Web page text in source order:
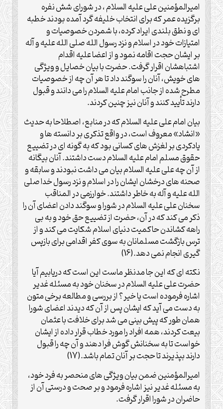
امیرالمؤمنین علی علیه السلام ، در شورای شش نفره
برگزیده عمر که برای انتخاب خلیفه گرد آمده بودند خطبه
ای و نطق بلندی ایراد کرده، با شمردن خصوصیات و
امتیازات خود در اسلام و نزد رسول الله صلی الله علیه و آله
بر ایشان حجت اقامه نمود و از اعضا علیه اقدام
اشتباهشان اقرار گرفت. حضرت با بیان خصایل و ویژگی
های خویش، آنان را سوگند داد تا هر آن چه از خصوصیات
مطرح شده از جانب امام علیه السلام را می دانند و قبول
دارند تأیید کنند و آنان نیز چنین کردند.
بیان امام علی علیه السلام که در منابع، اصطلاحا به حدیث
«انشاد» معروف است، در واقع تذکری بر دانسته ها و
یادکردی بر لغزش های کسانی بود که به گونه ای در تضییع
حقوق مسلم امام علیه السلام دست داشتند. آنان بیگانه
از آن چه علی علیه السلام بیان می داشت نبودند و سابقه و
صحنه های درخشان ایشان را در اسلام و نزد رسول خدا صلی
الله علیه و آله به خاطر داشتند. خوارزمی در المناقب
سخنان علی علیه السلام در شورا و سوگند دادن اعضای آن را
ذکر می کند که در آن، حضرت از تضییع حق خود و به بی
راهه کشاندن حاکمیت دنیای اسلام شکایت می کند و از
ترس بازگشت مسلمانان به سوی کفر اقدامی برای بازپس
گیری انجام نمی دهد.(16)
نکته ای که این جا مدنظر ماست این است که دریابیم آیا
حضرت علی علیه السلام در سخنان خود به مسئله غدیر
اشاره فرموده است یا خیر؟ از بررسی و مطالعه برخی متون
به دست می آید که ایشان پس از آن که دیدند اعضای شورا
همان طور که پیش بینی می شد برای خلافت با عثمان
بیعت کردند، همه افراد را مورد خطاب قرار داده از ایشان
خواست تا به سخنانش گوش فرا دهند و آن چه را قبول
دارند بپذیرند تا حجت بر آنان تمام باشد.(17)
امیرالمؤمنین ضمن بیان ویژگی های منحصر به فرد خود،
به مسئله غدیر نیز اشاره فرمود و بر صحت و درستی آن از
حاضران در شورا اقرار گرفت.